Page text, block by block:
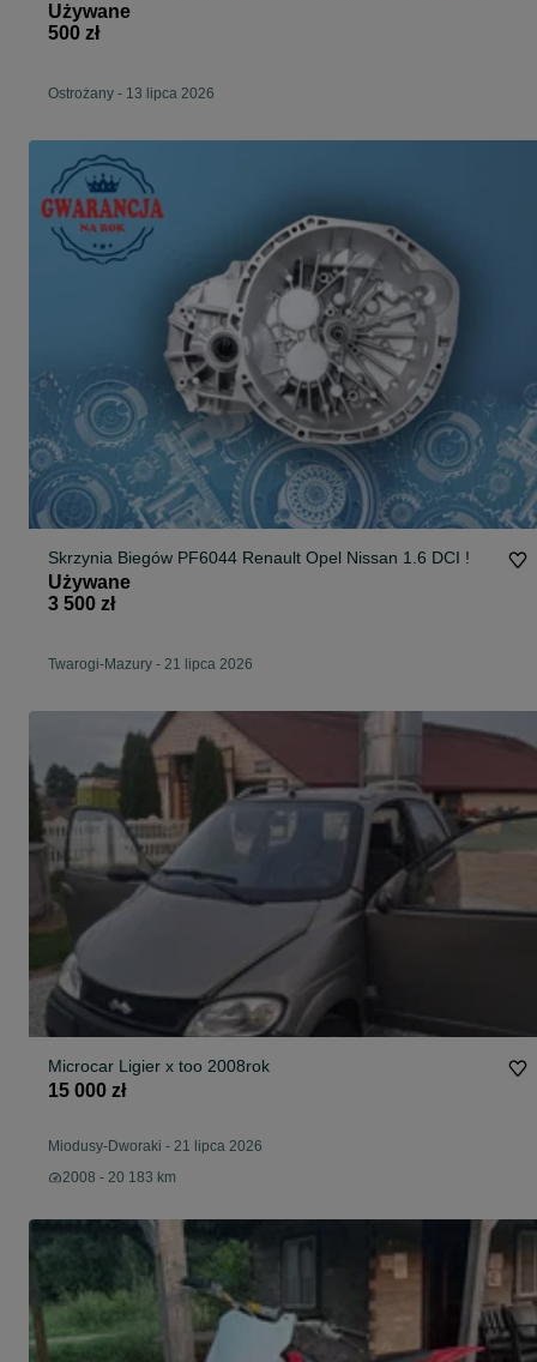
Używane
500 zł
Ostrożany - 13 lipca 2026
Skrzynia Biegów PF6044 Renault Opel Nissan 1.6 DCI !
Używane
3 500 zł
Twarogi-Mazury - 21 lipca 2026
Microcar Ligier x too 2008rok
15 000 zł
Miodusy-Dworaki - 21 lipca 2026
2008 - 20 183 km